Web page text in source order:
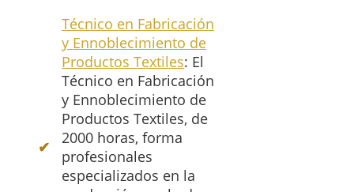
Técnico en Fabricación
y Ennoblecimiento de
Productos Textiles: El
Técnico en Fabricación
y Ennoblecimiento de
Productos Textiles, de
2000 horas, forma
profesionales
especializados en la